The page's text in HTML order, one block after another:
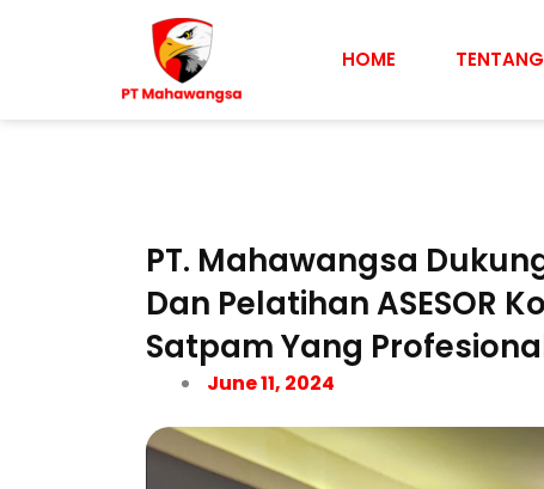
HOME TENTANG
PT. Mahawangsa
Dan Pelatihan ASESOR
Satpam Yang
June 11, 2024